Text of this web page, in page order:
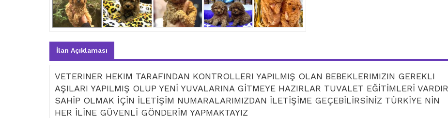
İlan Açıklaması
VETERINER HEKIM TARAFINDAN KONTROLLERI YAPILMIŞ OLAN BEBEKLERIMIZIN GEREKLI
AŞILARI YAPILMIŞ OLUP YENİ YUVALARINA GİTMEYE HAZIRLAR TUVALET EĞİTİMLERİ VARDIR
SAHİP OLMAK İÇİN İLETİŞİM NUMARALARIMIZDAN İLETİŞİME GEÇEBİLİRSİNİZ TÜRKİYE NİN
HER İLİNE GÜVENLİ GÖNDERİM YAPMAKTAYIZ